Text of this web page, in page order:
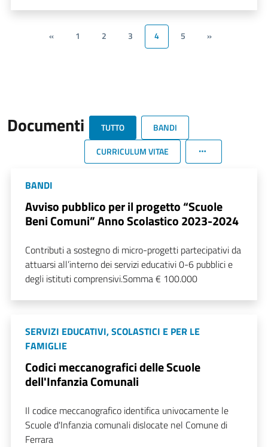
« 1 2 3 4 5 »
Documenti TUTTO
BANDI
CURRICULUM VITAE
BANDI
Avviso pubblico per il progetto “Scuole
Beni Comuni” Anno Scolastico 2023-2024
Contributi a sostegno di micro-progetti partecipativi da
attuarsi all’interno dei servizi educativi 0-6 pubblici e
degli istituti comprensivi.Somma € 100.000
SERVIZI EDUCATIVI, SCOLASTICI E PER LE
FAMIGLIE
Codici meccanografici delle Scuole
dell'Infanzia Comunali
Il codice meccanografico identifica univocamente le
Scuole d'Infanzia comunali dislocate nel Comune di
Ferrara